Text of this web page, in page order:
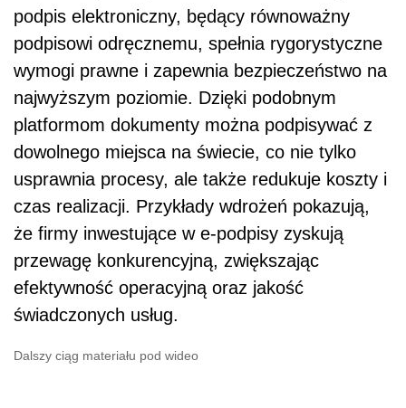
podpis elektroniczny, będący równoważny
podpisowi odręcznemu, spełnia rygorystyczne
wymogi prawne i zapewnia bezpieczeństwo na
najwyższym poziomie. Dzięki podobnym
platformom dokumenty można podpisywać z
dowolnego miejsca na świecie, co nie tylko
usprawnia procesy, ale także redukuje koszty i
czas realizacji. Przykłady wdrożeń pokazują,
że firmy inwestujące w e-podpisy zyskują
przewagę konkurencyjną, zwiększając
efektywność operacyjną oraz jakość
świadczonych usług.
Dalszy ciąg materiału pod wideo